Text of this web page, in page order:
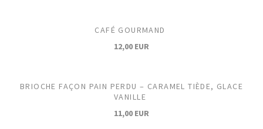
CAFÉ GOURMAND
12,00 EUR
BRIOCHE FAÇON PAIN PERDU – CARAMEL TIÈDE, GLACE
VANILLE
11,00 EUR